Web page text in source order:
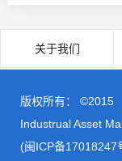
关于我们
版权所有： ©2015
Industrual Asset
(闽ICP备17018247